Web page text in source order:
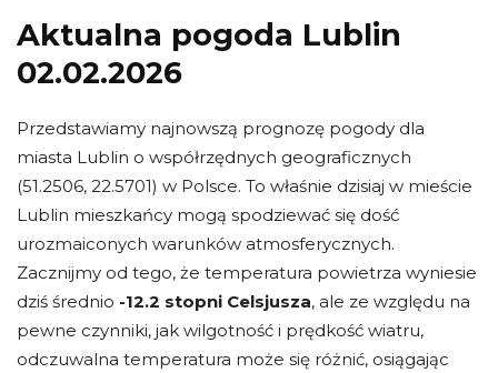
Aktualna pogoda Lublin
02.02.2026
Przedstawiamy najnowszą prognozę pogody dla
miasta Lublin o współrzędnych geograficznych
(51.2506, 22.5701) w Polsce. To właśnie dzisiaj w mieście
Lublin mieszkańcy mogą spodziewać się dość
urozmaiconych warunków atmosferycznych.
Zacznijmy od tego, że temperatura powietrza wyniesie
dziś średnio -12.2 stopni Celsjusza, ale ze względu na
pewne czynniki, jak wilgotność i prędkość wiatru,
odczuwalna temperatura może się różnić, osiągając